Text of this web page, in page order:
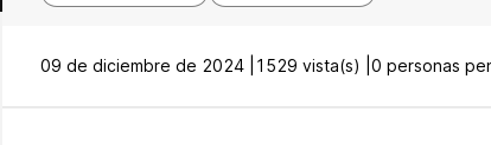
09 de diciembre de 2024 | 1529 vista(s) | 0 personas